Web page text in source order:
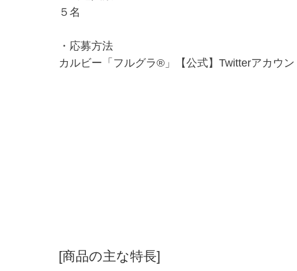
５名
・応募方法
カルビー「フルグラ®」【公式】Twitterアカウ
[商品の主な特長]